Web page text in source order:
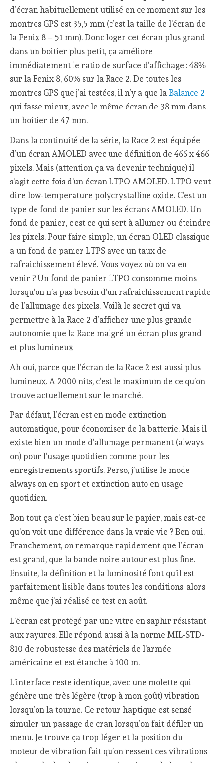
d’écran habituellement utilisé en ce moment sur les
montres GPS est 35,5 mm (c’est la taille de l’écran de
la Fenix 8 – 51 mm). Donc loger cet écran plus grand
dans un boitier plus petit, ça améliore
immédiatement le ratio de surface d’affichage : 48%
sur la Fenix 8, 60% sur la Race 2. De toutes les
montres GPS que j’ai testées, il n’y a que laBalance 2
qui fasse mieux, avec le même écran de 38 mm dans
un boitier de 47 mm.
Dans la continuité de la série, la Race 2 est équipée
d’un écran AMOLED avec une définition de 466 x 466
pixels. Mais (attention ça va devenir technique) il
s’agit cette fois d’un écran LTPO AMOLED. LTPO veut
dire low-temperature polycrystalline oxide. C’est un
type de fond de panier sur les écrans AMOLED. Un
fond de panier, c’est ce qui sert à allumer ou éteindre
les pixels. Pour faire simple, un écran OLED classique
a un fond de panier LTPS avec un taux de
rafraichissement élevé. Vous voyez où on va en
venir ? Un fond de panier LTPO consomme moins
lorsqu’on n’a pas besoin d’un rafraichissement rapide
de l’allumage des pixels. Voilà le secret qui va
permettre à la Race 2 d’afficher une plus grande
autonomie que la Race malgré un écran plus grand
et plus lumineux.
Ah oui, parce que l’écran de la Race 2 est aussi plus
lumineux. A 2000 nits, c’est le maximum de ce qu’on
trouve actuellement sur le marché.
Par défaut, l’écran est en mode extinction
automatique, pour économiser de la batterie. Mais il
existe bien un mode d’allumage permanent (always
on) pour l’usage quotidien comme pour les
enregistrements sportifs. Perso, j’utilise le mode
always on en sport et extinction auto en usage
quotidien.
Bon tout ça c’est bien beau sur le papier, mais est-ce
qu’on voit une différence dans la vraie vie ? Ben oui.
Franchement, on remarque rapidement que l’écran
est grand, que la bande noire autour est plus fine.
Ensuite, la définition et la luminosité font qu’il est
parfaitement lisible dans toutes les conditions, alors
même que j’ai réalisé ce test en août.
L’écran est protégé par une vitre en saphir résistant
aux rayures. Elle répond aussi à la norme MIL-STD-
810 de robustesse des matériels de l’armée
américaine et est étanche à 100 m.
L’interface reste identique, avec une molette qui
génère une très légère (trop à mon goût) vibration
lorsqu’on la tourne. Ce retour haptique est sensé
simuler un passage de cran lorsqu’on fait défiler un
menu. Je trouve ça trop léger et la position du
moteur de vibration fait qu’on ressent ces vibrations